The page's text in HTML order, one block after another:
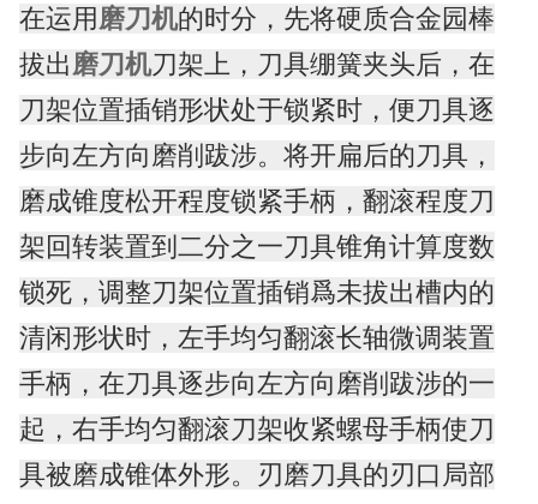
在运用 磨刀机的时分，先将硬质合金园棒
拔出磨刀机刀架上，刀具绷簧夹头后，在
刀架位置插销形状处于锁紧时，便刀具逐
步向左方向磨削跋涉。 将开扁后的刀具，
磨成锥度松开程度锁紧手柄，翻滚程度刀
架回转装置到二分之一刀具锥角计算度数
锁死，调整刀架位置插销爲未拔出槽内的
清闲形状时，左手均匀翻滚长轴微调装置
手柄，在刀具逐步向左方向磨削跋涉的一
起，右手均匀翻滚刀架收紧螺母手柄使刀
具被磨成锥体外形。 刃磨刀具的刃口局部